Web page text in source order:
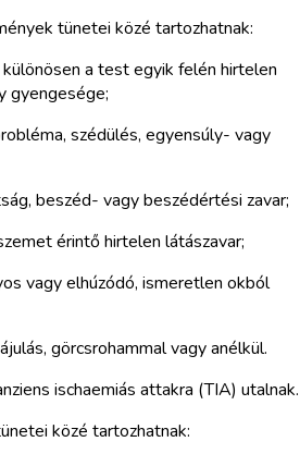
tünetei közé tartozhatnak:
különösen a test egyik felén hirtelen
gyengesége;
szédülés, egyensúly- vagy
beszéd- vagy beszédértési zavar;
érintő hirtelen látászavar;
vagy elhúzódó, ismeretlen okból
görcsrohammal vagy anélkül.
ischaemiás attakra (TIA) utalnak.
közé tartozhatnak: